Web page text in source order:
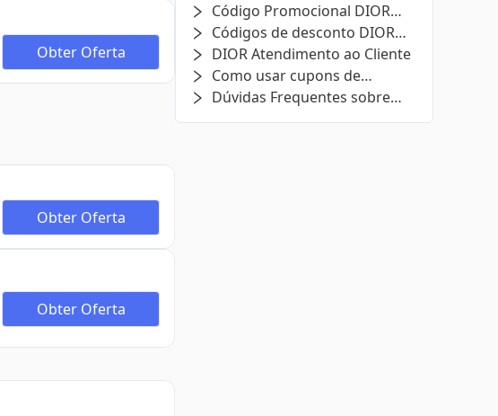
Obter Oferta
Obter Oferta
Obter Oferta
Desconto DIOR
Código Promocional DIOR
Relacionados
Códigos de desconto DIOR
expirados e ofertas (ainda
podem funcionar)
DIOR Atendimento ao Cliente
Como usar cupons de
desconto DIOR?
Dúvidas Frequentes sobre
DIOR